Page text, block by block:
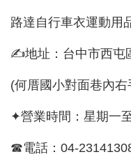
路達自行車衣運動用
✍地址：台中市西屯
(何厝國小對面巷內右
✦營業時間：星期一
☎電話：04-